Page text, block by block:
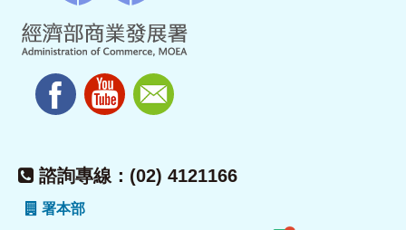
諮詢專線：(02) 4121166
署本部